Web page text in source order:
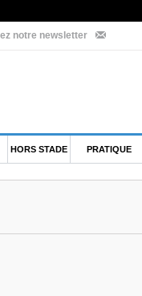
notre newsletter
HORS STADE PRATIQUE